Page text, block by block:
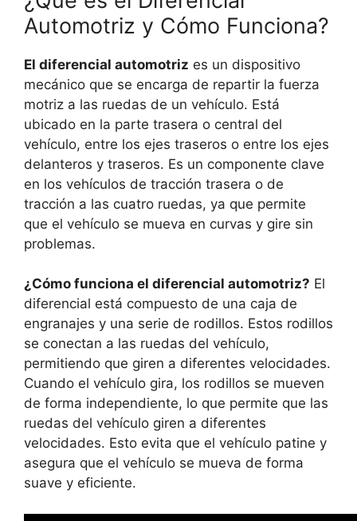
Automotriz y Cómo Funciona?
El diferencial automotriz es un dispositivo
mecánico que se encarga de repartir la fuerza
motriz a las ruedas de un vehículo. Está
ubicado en la parte trasera o central del
vehículo, entre los ejes traseros o entre los ejes
delanteros y traseros. Es un componente clave
en los vehículos de tracción trasera o de
tracción a las cuatro ruedas, ya que permite
que el vehículo se mueva en curvas y gire sin
problemas.
¿Cómo funciona el diferencial automotriz? El
diferencial está compuesto de una caja de
engranajes y una serie de rodillos. Estos rodillos
se conectan a las ruedas del vehículo,
permitiendo que giren a diferentes velocidades.
Cuando el vehículo gira, los rodillos se mueven
de forma independiente, lo que permite que las
ruedas del vehículo giren a diferentes
velocidades. Esto evita que el vehículo patine y
asegura que el vehículo se mueva de forma
suave y eficiente.